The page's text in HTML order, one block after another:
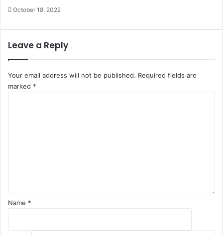
October 18, 2022
Leave a Reply
Your email address will not be published. Required fields are
marked *
Name *